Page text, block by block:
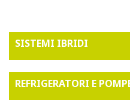
SISTEMI IBRIDI
REFRIGERATORI E